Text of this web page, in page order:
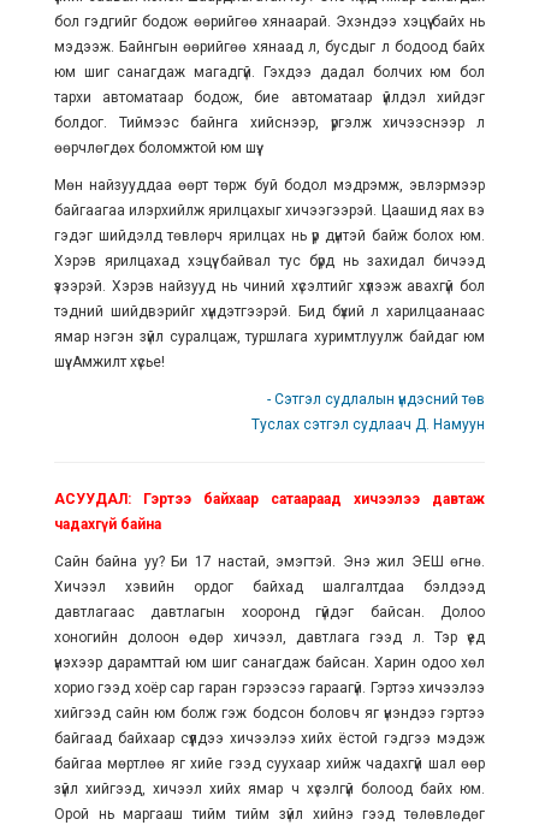
бол гэдгийг бодож өөрийгөө хянаарай. Эхэндээ хэцүү байх нь
мэдээж. Байнгын өөрийгөө хянаад л, бусдыг л бодоод байх
юм шиг санагдаж магадгүй. Гэхдээ дадал болчих юм бол
тархи автоматаар бодож, бие автоматаар үйлдэл хийдэг
болдог. Тиймээс байнга хийснээр, үргэлж хичээснээр л
өөрчлөгдөх боломжтой юм шүү.
Мөн найзууддаа өөрт төрж буй бодол мэдрэмж, эвлэрмээр
байгаагаа илэрхийлж ярилцахыг хичээгээрэй. Цаашид яах вэ
гэдэг шийдэлд төвлөрч ярилцах нь үр дүнтэй байж болох юм.
Хэрэв ярилцахад хэцүү байвал тус бүрд нь захидал бичээд
үзээрэй. Хэрэв найзууд нь чиний хүсэлтийг хүлээж авахгүй бол
тэдний шийдвэрийг хүндэтгээрэй. Бид бүхий л харилцаанаас
ямар нэгэн зүйл суралцаж, туршлага хуримтлуулж байдаг юм
шүү. Амжилт хүсье!
- Сэтгэл судлалын үндэсний төв
Туслах сэтгэл судлаач Д. Намуун
АСУУДАЛ: Гэртээ байхаар сатаараад хичээлээ давтаж
чадахгүй байна
Сайн байна уу? Би 17 настай, эмэгтэй. Энэ жил ЭЕШ өгнө.
Хичээл хэвийн ордог байхад шалгалтдаа бэлдээд
давтлагаас давтлагын хооронд гүйдэг байсан. Долоо
хоногийн долоон өдөр хичээл, давтлага гээд л. Тэр үед
үнэхээр дарамттай юм шиг санагдаж байсан. Харин одоо хөл
хорио гээд хоёр сар гаран гэрээсээ гараагүй. Гэртээ хичээлээ
хийгээд сайн юм болж гэж бодсон боловч яг үнэндээ гэртээ
байгаад байхаар сүүлдээ хичээлээ хийх ёстой гэдгээ мэдэж
байгаа мөртлөө яг хийе гээд суухаар хийж чадахгүй шал өөр
зүйл хийгээд, хичээл хийх ямар ч хүсэлгүй болоод байх юм.
Орой нь маргааш тийм тийм зүйл хийнэ гээд төлөвлөдөг